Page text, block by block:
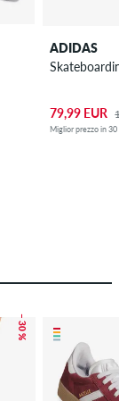
ADIDAS
79,99 EUR
Miglior prezzo in 30
– 30 %